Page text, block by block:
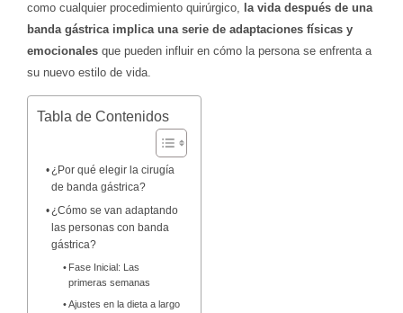
como cualquier procedimiento quirúrgico, la vida después de una
banda gástrica implica una serie de adaptaciones físicas y
emocionales que pueden influir en cómo la persona se enfrenta a
su nuevo estilo de vida.
Tabla de Contenidos
¿Por qué elegir la cirugía
de banda gástrica?
¿Cómo se van adaptando
las personas con banda
gástrica?
Fase Inicial: Las
primeras semanas
Ajustes en la dieta a largo